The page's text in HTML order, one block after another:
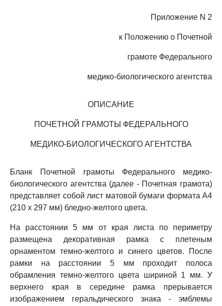
Приложение N 2
к Положению о Почетной
грамоте Федерального
медико-биологического агентства
ОПИСАНИЕ
ПОЧЕТНОЙ ГРАМОТЫ ФЕДЕРАЛЬНОГО
МЕДИКО-БИОЛОГИЧЕСКОГО АГЕНТСТВА
Бланк Почетной грамоты Федерального медико-
биологического агентства (далее - Почетная грамота)
представляет собой лист матовой бумаги формата A4
(210 x 297 мм) бледно-желтого цвета.
На расстоянии 5 мм от края листа по периметру
размещена декоративная рамка с плетеным
орнаментом темно-желтого и синего цветов. После
рамки на расстоянии 5 мм проходит полоса
обрамления темно-желтого цвета шириной 1 мм. У
верхнего края в середине рамка прерывается
изображением геральдического знака - эмблемы